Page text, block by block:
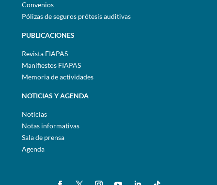
Convenios
Pólizas de seguros prótesis auditivas
PUBLICACIONES
Revista FIAPAS
Manifiestos FIAPAS
Memoria de actividades
NOTICIAS Y AGENDA
Noticias
Notas informativas
Sala de prensa
Agenda